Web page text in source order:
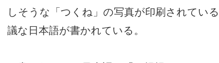
しそうな「つくね」の写真が印刷されてい
議な日本語が書かれている。